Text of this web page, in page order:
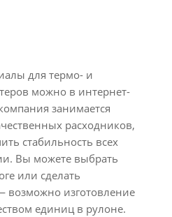
для термо- и
можно в интернет-
занимается
расходников,
стабильность всех
Вы можете выбрать
или сделать
возможно изготовление
единиц в рулоне.